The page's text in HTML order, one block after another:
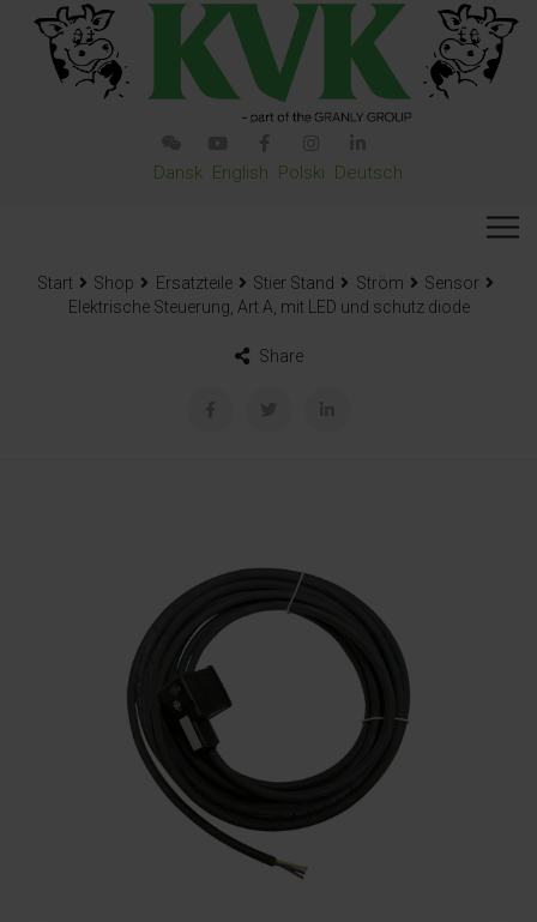
Dansk English Polski Deutsch
Start Shop Ersatzteile Stier Stand Ström
Sensor
Elektrische Steuerung, Art A, mit LED und schutz diode
Share